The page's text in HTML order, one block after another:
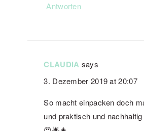
Antworten
CLAUDIA says
3. Dezember 2019 at 20:07
So macht einpacken doch
und praktisch und